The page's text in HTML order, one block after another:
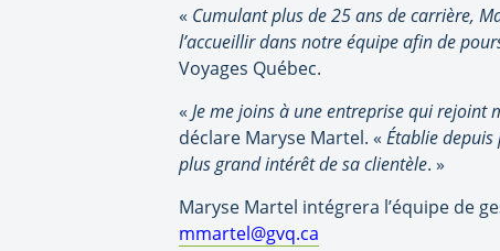
« Cumulant plus de 25 ans de carrière,
l’accueillir dans notre équipe afin de
Voyages Québec.
« Je me joins à une entreprise qui rejoint
déclare Maryse Martel. « Établie
plus grand intérêt de sa clientèle. »
Maryse Martel intégrera l’équipe de
mmartel@gvq.ca